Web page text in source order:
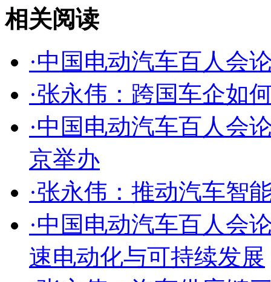
相关阅读
·中国电动汽车百人会
·张永伟：跨国车企如
·中国电动汽车百人会
京举办
·张永伟：推动汽车智
·中国电动汽车百人会
速电动化与可持续发展